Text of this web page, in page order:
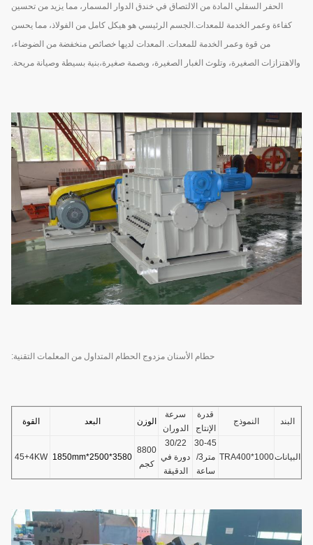
الحفر السفلي المادة من الالتصاق في خندق الدوار المسمار، مما يزيد من تحسين
كفاءة وعمر الخدمة للمعدات.الجسم الرئيسي هو هيكل كامل من الفولاذ، مما يحسن
من قوة وعمر الخدمة للمعدات. المعدات لديها خصائص منخفضة من الضوضاء،
والاهتزازات الصغيرة، وتلوث الغبار الصغيرة، وبصمة صغيرة،بنية بسيطة وصيانة مريحة.
حطام الأسنان مزدوج الحطام المتداول من المعلمات التقنية:
البند النموذج
قدرة
الإنتاج
سرعة
الدوران
الوزن البعد القوة
البياناتTRA400*1000
30-45
متر3/
ساعة
30/22
دورة في
الدقيقة
8800
كجم
3580*2500*1850mm
45+4KW